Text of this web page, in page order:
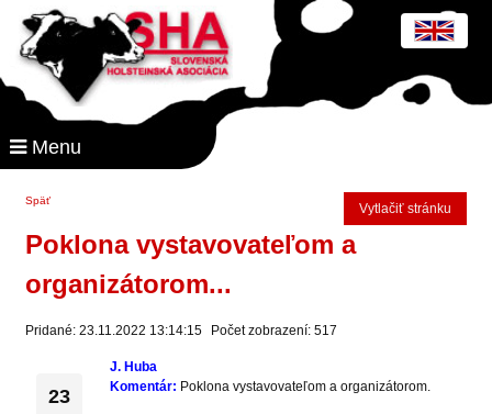
Menu
Späť
Vytlačiť stránku
Poklona vystavovateľom a
organizátorom...
Pridané: 23.11.2022 13:14:15 Počet zobrazení: 517
23
J. Huba
Komentár: Poklona vystavovateľom a organizátorom.